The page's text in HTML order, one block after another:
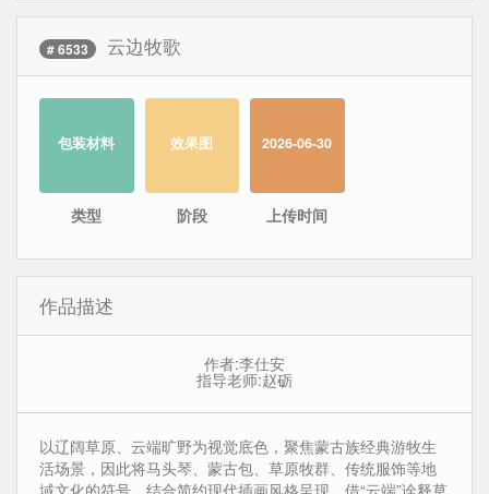
# 6533 云边牧歌
包装材料
类型
效果图
阶段
2026-06-30
上传时间
作品描述
作者:李仕安
指导老师:赵砺
以辽阔草原、云端旷野为视觉底色，聚焦蒙古族经典游牧生
活场景，因此将马头琴、蒙古包、草原牧群、传统服饰等地
域文化的符号，结合简约现代插画风格呈现。借“云端”诠释草